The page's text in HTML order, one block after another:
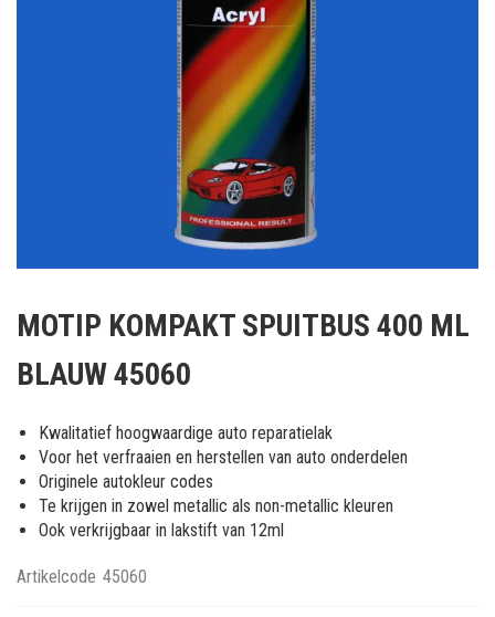
het
van
afbeeldingen-
gallerij
MOTIP KOMPAKT SPUITBUS 400 ML
BLAUW 45060
Kwalitatief hoogwaardige auto reparatielak
Voor het verfraaien en herstellen van auto onderdelen
Originele autokleur codes
Te krijgen in zowel metallic als non-metallic kleuren
Ook verkrijgbaar in lakstift van 12ml
Artikelcode 45060